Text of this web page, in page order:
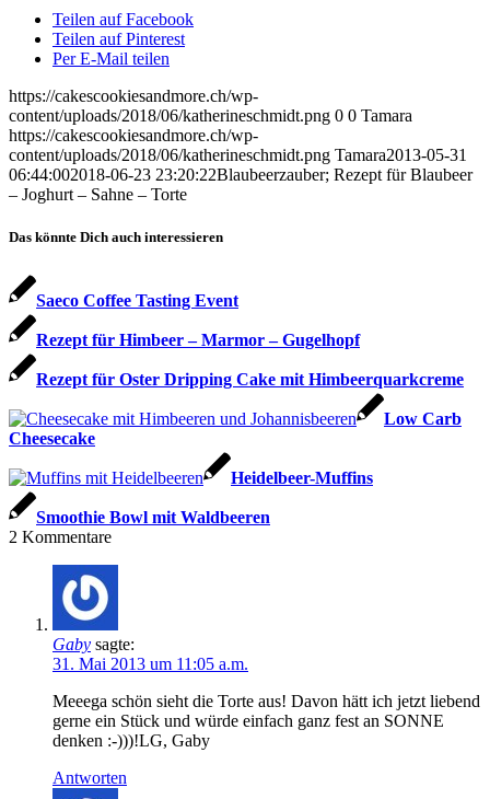
Teilen auf Facebook
Teilen auf Pinterest
Per E-Mail teilen
https://cakescookiesandmore.ch/wp-
content/uploads/2018/06/katherineschmidt.png 0 0 Tamara
https://cakescookiesandmore.ch/wp-
content/uploads/2018/06/katherineschmidt.png Tamara2013-05-31
06:44:002018-06-23 23:20:22Blaubeerzauber; Rezept für Blaubeer
– Joghurt – Sahne – Torte
Das könnte Dich auch interessieren
Saeco Coffee Tasting Event
Rezept für Himbeer – Marmor – Gugelhopf
Rezept für Oster Dripping Cake mit Himbeerquarkcreme
Low Carb
Cheesecake
Heidelbeer-Muffins
Smoothie Bowl mit Waldbeeren
2 Kommentare
Gaby sagte:
31. Mai 2013 um 11:05 a.m.
Meeega schön sieht die Torte aus! Davon hätt ich jetzt liebend
gerne ein Stück und würde einfach ganz fest an SONNE
denken :-)))!LG, Gaby
Antworten